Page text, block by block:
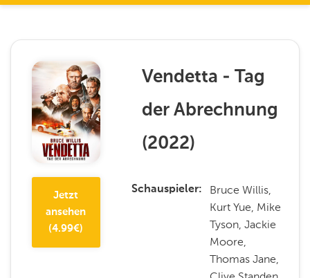
Jetzt
ansehen
(4.99€)
Vendetta - Tag
der Abrechnung
(2022)
Schauspieler
Bruce Willis,
Kurt Yue, Mike
Tyson, Jackie
Moore,
Thomas Jane,